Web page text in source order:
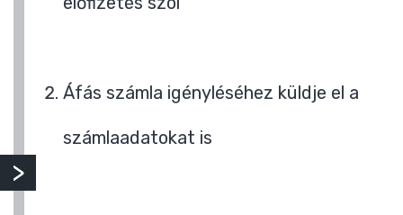
Áfás számla igényléséhez küldje el a
számlaadatokat is